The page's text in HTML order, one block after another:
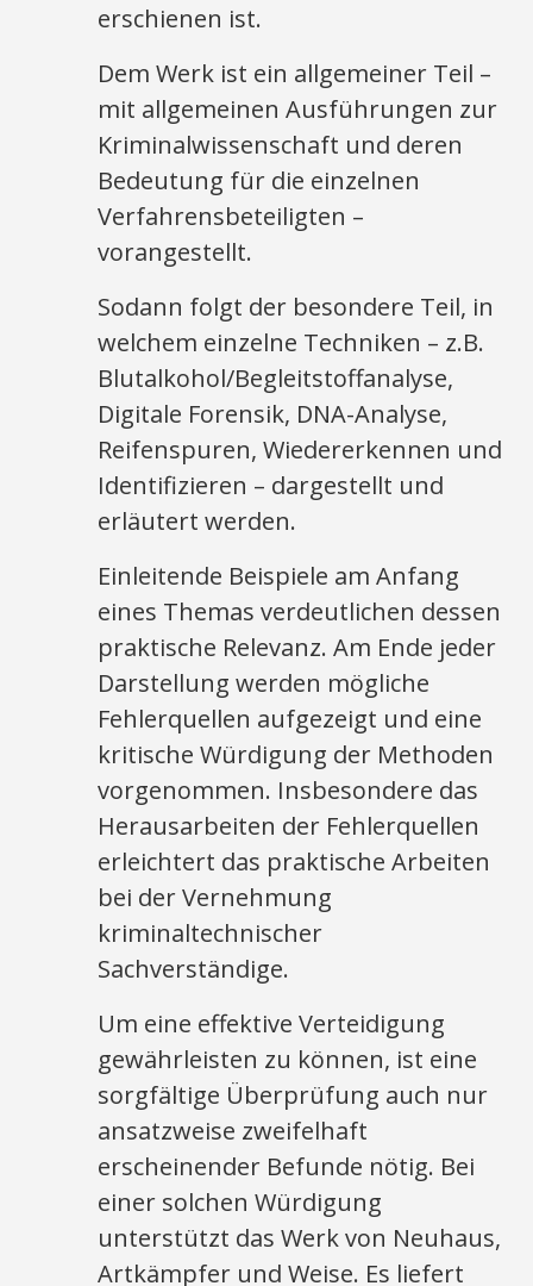
erschienen ist.
Dem Werk ist ein allgemeiner Teil –
mit allgemeinen Ausführungen zur
Kriminalwissenschaft und deren
Bedeutung für die einzelnen
Verfahrensbeteiligten –
vorangestellt.
Sodann folgt der besondere Teil, in
welchem einzelne Techniken – z.B.
Blutalkohol/Begleitstoffanalyse,
Digitale Forensik, DNA-Analyse,
Reifenspuren, Wiedererkennen und
Identifizieren – dargestellt und
erläutert werden.
Einleitende Beispiele am Anfang
eines Themas verdeutlichen dessen
praktische Relevanz. Am Ende jeder
Darstellung werden mögliche
Fehlerquellen aufgezeigt und eine
kritische Würdigung der Methoden
vorgenommen. Insbesondere das
Herausarbeiten der Fehlerquellen
erleichtert das praktische Arbeiten
bei der Vernehmung
kriminaltechnischer
Sachverständige.
Um eine effektive Verteidigung
gewährleisten zu können, ist eine
sorgfältige Überprüfung auch nur
ansatzweise zweifelhaft
erscheinender Befunde nötig. Bei
einer solchen Würdigung
unterstützt das Werk von Neuhaus,
Artkämpfer und Weise. Es liefert